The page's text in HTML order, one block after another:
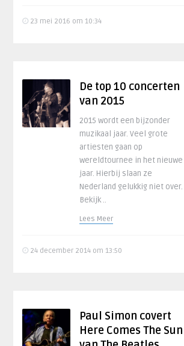
23 mei 2016 om 10:34
De top 10 concerten
van 2015
2015 wordt een bijzonder
muzikaal jaar. Veel grote
artiesten gaan op
wereldtournee in het nieuwe
jaar. Hierbij slaan ze
Nederland gelukkig niet over.
Bekijk ..
Lees Meer
24 december 2014 om 13:50
Paul Simon covert
Here Comes The Sun